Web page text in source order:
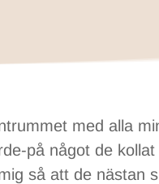
med alla
på något de
så att de nästan